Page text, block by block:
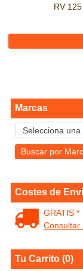
Marcas
Costes de
GRATIS *
Consultar
Tu Carrito (0)
RV